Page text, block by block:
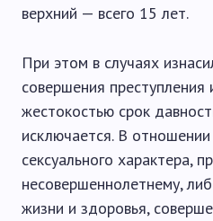
верхний — всего 15 лет.
При этом в случаях
совершения преступления
жестокостью срок
исключается. В отношении
сексуального характера,
несовершеннолетнему,
жизни и здоровья,